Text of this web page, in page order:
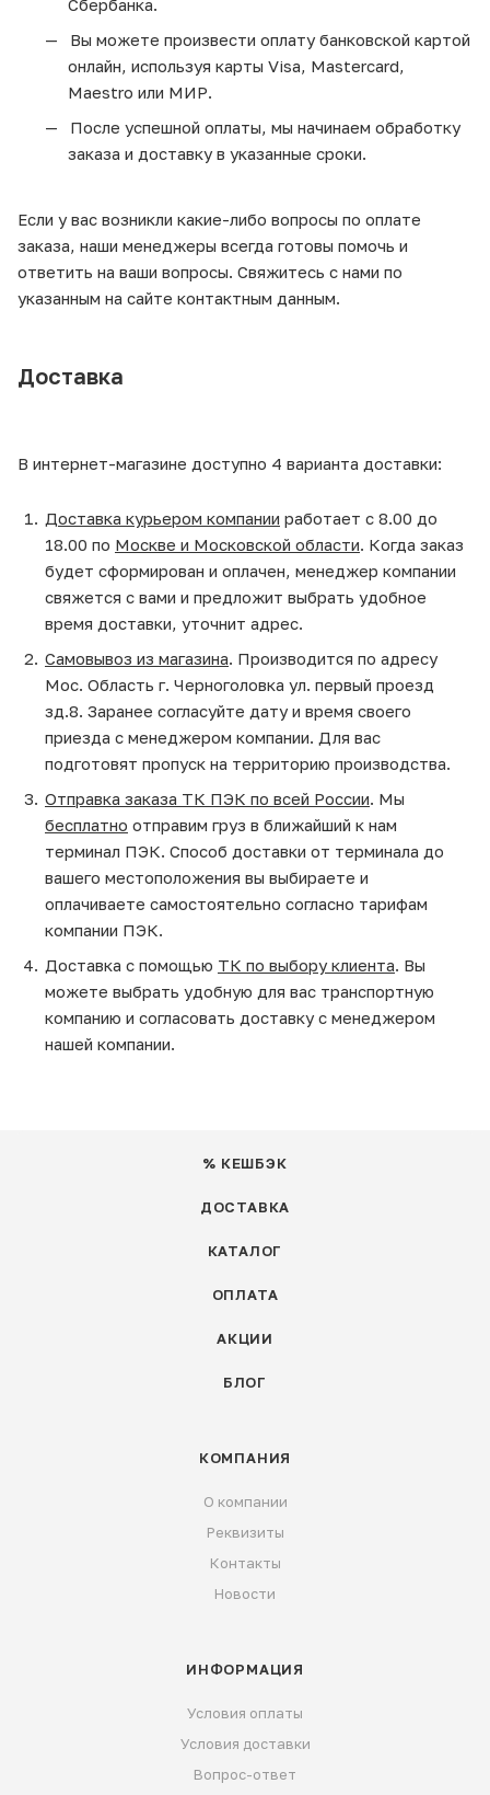
Вы можете произвести оплату банковской картой
онлайн, используя карты Visa, Mastercard,
Maestro или МИР.
После успешной оплаты, мы начинаем обработку
заказа и доставку в указанные сроки.
Если у вас возникли какие-либо вопросы по оплате
заказа, наши менеджеры всегда готовы помочь и
ответить на ваши вопросы. Свяжитесь с нами по
указанным на сайте контактным данным.
Доставка
В интернет-магазине доступно 4 варианта доставки:
Доставка курьером компании работает с 8.00 до
18.00 по Москве и Московской области. Когда заказ
будет сформирован и оплачен, менеджер компании
свяжется с вами и предложит выбрать удобное
время доставки, уточнит адрес.
Самовывоз из магазина. Производится по адресу
Мос. Область г. Черноголовка ул. первый проезд
зд.8. Заранее согласуйте дату и время своего
приезда с менеджером компании. Для вас
подготовят пропуск на территорию производства.
Отправка заказа ТК ПЭК по всей России. Мы
бесплатно отправим груз в ближайший к нам
терминал ПЭК. Способ доставки от терминала до
вашего местоположения вы выбираете и
оплачиваете самостоятельно согласно тарифам
компании ПЭК.
Доставка с помощью ТК по выбору клиента. Вы
можете выбрать удобную для вас транспортную
компанию и согласовать доставку с менеджером
нашей компании.
% КЕШБЭК
ДОСТАВКА
КАТАЛОГ
ОПЛАТА
АКЦИИ
БЛОГ
КОМПАНИЯ
О компании
Реквизиты
Контакты
Новости
ИНФОРМАЦИЯ
Условия оплаты
Условия доставки
Вопрос-ответ